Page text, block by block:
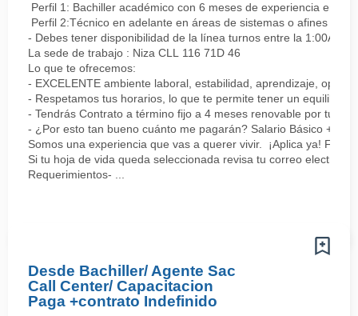
Perfil 1: Bachiller académico con 6 meses de experiencia en
Perfil 2:Técnico en adelante en áreas de sistemas o afines
- Debes tener disponibilidad de la línea turnos entre la 1:00AM
La sede de trabajo : Niza CLL 116 71D 46
Lo que te ofrecemos:
- EXCELENTE ambiente laboral, estabilidad, aprendizaje,
- Respetamos tus horarios, lo que te permite tener un equilibrio
- Tendrás Contrato a término fijo a 4 meses renovable por tu
- ¿Por esto tan bueno cuánto me pagarán? Salario Básico +
Somos una experiencia que vas a querer vivir. ¡Aplica ya!
Si tu hoja de vida queda seleccionada revisa tu correo
Requerimientos- ...
Desde Bachiller/ Agente Sac
Call Center/ Capacitacion
Paga +contrato Indefinido